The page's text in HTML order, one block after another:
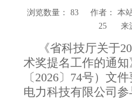
浏览数量： 83 作者： 本
25 来
《省科技厅关于
术奖提名工作的通
〔2026〕74号）文
电力科技有限公司